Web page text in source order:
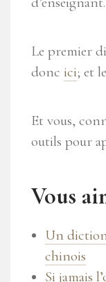
Le premier
donc ici; et
Et vous,
outils pour
Vous
Un
chinois
Si jamais